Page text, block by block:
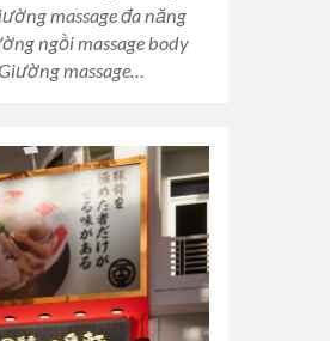
massage đa năng
ngồi massage body
massage…